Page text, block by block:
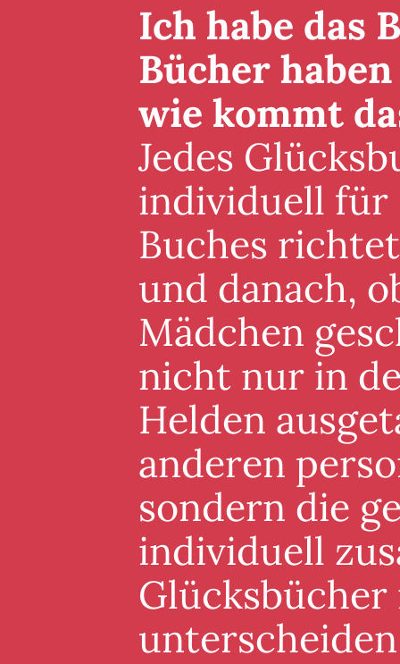
Ich habe das
Bücher
wie kommt
Jedes
individuell für
Buches
und danach,
Mädchen
nicht nur in
Helden
anderen
sondern die
individuell